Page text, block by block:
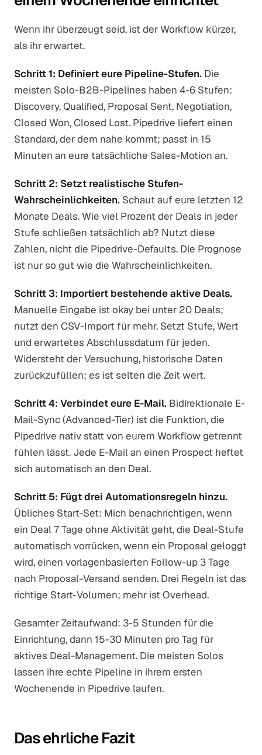
Wenn ihr überzeugt seid, ist der Workflow kürzer,
als ihr erwartet.
Schritt 1: Definiert eure Pipeline-Stufen. Die
meisten Solo-B2B-Pipelines haben 4-6 Stufen:
Discovery, Qualified, Proposal Sent, Negotiation,
Closed Won, Closed Lost. Pipedrive liefert einen
Standard, der dem nahe kommt; passt in 15
Minuten an eure tatsächliche Sales-Motion an.
Schritt 2: Setzt realistische Stufen-
Wahrscheinlichkeiten. Schaut auf eure letzten 12
Monate Deals. Wie viel Prozent der Deals in jeder
Stufe schließen tatsächlich ab? Nutzt diese
Zahlen, nicht die Pipedrive-Defaults. Die Prognose
ist nur so gut wie die Wahrscheinlichkeiten.
Schritt 3: Importiert bestehende aktive Deals.
Manuelle Eingabe ist okay bei unter 20 Deals;
nutzt den CSV-Import für mehr. Setzt Stufe, Wert
und erwartetes Abschlussdatum für jeden.
Widersteht der Versuchung, historische Daten
zurückzufüllen; es ist selten die Zeit wert.
Schritt 4: Verbindet eure E-Mail. Bidirektionale E-
Mail-Sync (Advanced-Tier) ist die Funktion, die
Pipedrive nativ statt von eurem Workflow getrennt
fühlen lässt. Jede E-Mail an einen Prospect heftet
sich automatisch an den Deal.
Schritt 5: Fügt drei Automationsregeln hinzu.
Übliches Start-Set: Mich benachrichtigen, wenn
ein Deal 7 Tage ohne Aktivität geht, die Deal-Stufe
automatisch vorrücken, wenn ein Proposal geloggt
wird, einen vorlagenbasierten Follow-up 3 Tage
nach Proposal-Versand senden. Drei Regeln ist das
richtige Start-Volumen; mehr ist Overhead.
Gesamter Zeitaufwand: 3-5 Stunden für die
Einrichtung, dann 15-30 Minuten pro Tag für
aktives Deal-Management. Die meisten Solos
lassen ihre echte Pipeline in ihrem ersten
Wochenende in Pipedrive laufen.
Das ehrliche Fazit